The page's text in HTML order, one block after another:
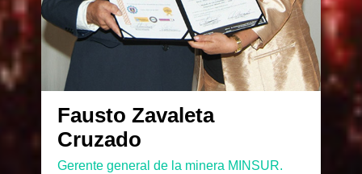
Fausto Zavaleta
Cruzado
Gerente general de la minera MINSUR.